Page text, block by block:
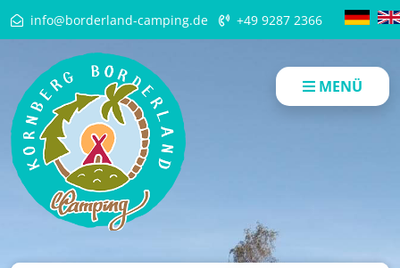
info@borderland-camping.de +49 9287 2366
MENÜ